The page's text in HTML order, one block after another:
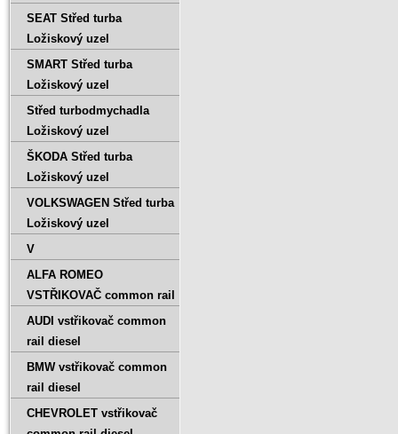
SEAT Střed turba
Ložiskový uzel
SMART Střed turba
Ložiskový uzel
Střed turbodmychadla
Ložiskový uzel
ŠKODA Střed turba
Ložiskový uzel
VOLKSWAGEN Střed turba
Ložiskový uzel
V
ALFA ROMEO
VSTŘIKOVAČ common rail
AUDI vstřikovač common
rail diesel
BMW vstřikovač common
rail diesel
CHEVROLET vstřikovač